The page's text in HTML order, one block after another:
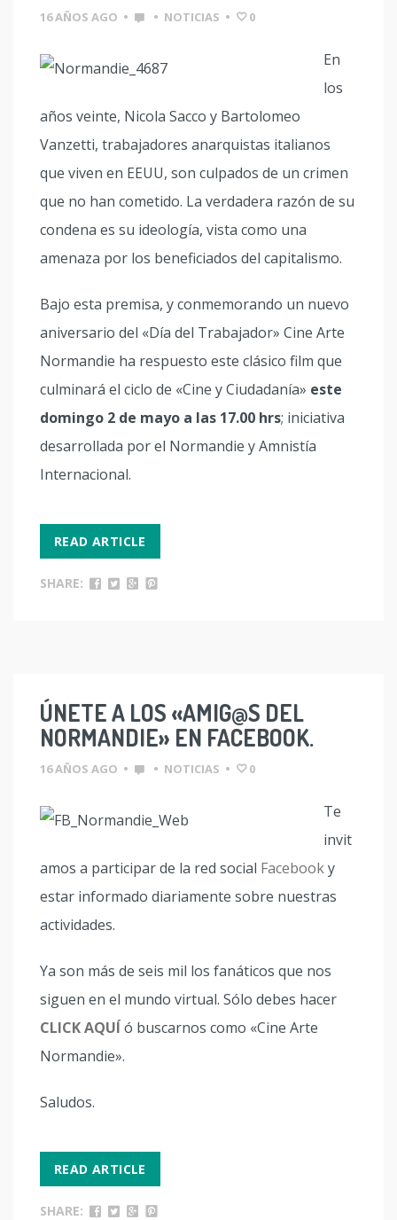
16 AÑOS AGO • • NOTICIAS • 0
En
los
años veinte, Nicola Sacco y Bartolomeo
Vanzetti, trabajadores anarquistas italianos
que viven en EEUU, son culpados de un crimen
que no han cometido. La verdadera razón de su
condena es su ideología, vista como una
amenaza por los beneficiados del capitalismo.
Bajo esta premisa, y conmemorando un nuevo
aniversario del «Día del Trabajador» Cine Arte
Normandie ha respuesto este clásico film que
culminará el ciclo de «Cine y Ciudadanía» este
domingo 2 de mayo a las 17.00 hrs; iniciativa
desarrollada por el Normandie y Amnistía
Internacional.
READ ARTICLE
SHARE:
ÚNETE A LOS «AMIG@S DEL
NORMANDIE» EN FACEBOOK.
16 AÑOS AGO • • NOTICIAS • 0
Te
invit
amos a participar de la red social Facebooky
estar informado diariamente sobre nuestras
actividades.
Ya son más de seis mil los fanáticos que nos
siguen en el mundo virtual. Sólo debes hacer
CLICK AQUÍ ó buscarnos como «Cine Arte
Normandie».
Saludos.
READ ARTICLE
SHARE: